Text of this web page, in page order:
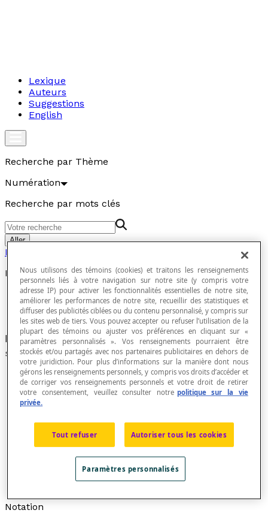
Lexique
Auteurs
Suggestions
English
Recherche par Thème
Numération
Recherche par mots clés
Aller
Numération
Million
Mille groupement de mille unités, dans le
système décimal de numération.
Le terme
chance sur un million de gagner à la loterie », « il
est riche à millions » et « j'ai marché un million de
kilomètres ».
Un millionnaire est une personne riche et un
milliardaire est une personne très riche.
Notation
Nous utilisons des témoins (cookies) et traitons les renseignements
personnels liés à votre navigation sur notre site (y compris votre
adresse IP) pour activer les fonctionnalités essentielles de notre site,
améliorer les performances de notre site, recueillir des statistiques et
diffuser des publicités ciblées ou du contenu personnalisé, y compris sur
les sites web de tiers. Vous pouvez accepter ou refuser l’utilisation de la
plupart des témoins ou ajuster vos préférences en cliquant sur «
paramètres personnalisés ». Vos renseignements pourraient être
stockés et/ou partagés avec nos partenaires publicitaires en dehors de
votre juridiction. Pour plus d’informations sur la manière dont nous
gérons les renseignements personnels, y compris vos droits d’accéder et
de corriger vos renseignements personnels et votre droit de retirer
votre consentement, veuillez consulter notre politique sur la vie
privée.
Tout refuser Autoriser tous les cookies
Paramètres personnalisés